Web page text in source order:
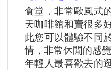
食堂，非常歐風式
天咖啡館和賣很多
此您可以體驗不同
情，非常休閒的感
年輕人最喜歡去的